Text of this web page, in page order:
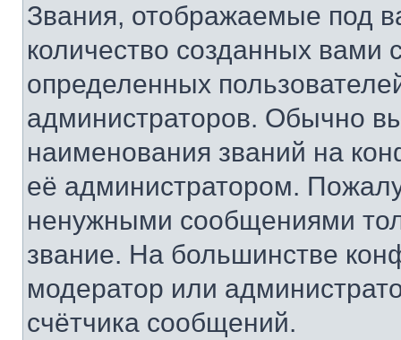
Звания, отображаемые под
количество созданных
определенных
администраторов. Обычно
наименования званий на
её администратором.
ненужными сообщениями
звание. На большинстве
модератор или
счётчика сообщений.